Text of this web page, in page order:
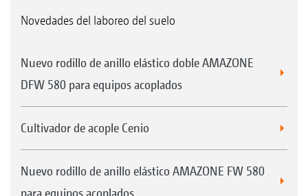
Novedades del laboreo del suelo
Nuevo rodillo de anillo elástico doble AMAZONE
DFW 580 para equipos acoplados
Cultivador de acople Cenio
Nuevo rodillo de anillo elástico AMAZONE FW 580
para equipos acoplados